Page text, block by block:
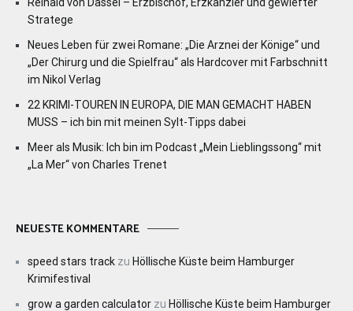
Stratege
Neues Leben für zwei Romane: „Die Arznei der Könige“ und
„Der Chirurg und die Spielfrau“ als Hardcover mit Farbschnitt
im Nikol Verlag
22 KRIMI-TOUREN IN EUROPA, DIE MAN GEMACHT HABEN
MUSS – ich bin mit meinen Sylt-Tipps dabei
Meer als Musik: Ich bin im Podcast „Mein Lieblingssong“ mit
„La Mer“ von Charles Trenet
NEUESTE KOMMENTARE
speed stars track zu Höllische Küste beim Hamburger
Krimifestival
grow a garden calculator zu Höllische Küste beim Hamburger